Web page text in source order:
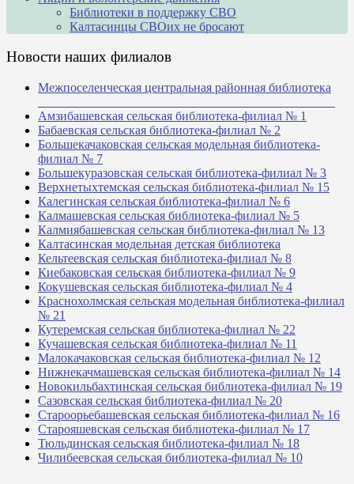
Библиотеки в поддержку СВО
Калтасинцы СВОих не бросают
Новости наших филиалов
Межпоселенческая центральная районная библиотека
Амзибашевская сельская библиотека-филиал № 1
Бабаевская сельская библиотека-филиал № 2
Большекачаковская сельская модельная библиотека-
филиал № 7
Большекуразовская сельская библиотека-филиал № 3
Верхнетыхтемская сельская библиотека-филиал № 15
Калегинская сельская библиотека-филиал № 6
Калмашевская сельская библиотека-филиал № 5
Калмиябашевская сельская библиотека-филиал № 13
Калтасинская модельная детская библиотека
Кельтеевская сельская библиотека-филиал № 8
Киебаковская сельская библиотека-филиал № 9
Кокушевская сельская библиотека-филиал № 4
Краснохолмская сельская модельная библиотека-филиал
№ 21
Кутеремская сельская библиотека-филиал № 22
Кучашевская сельская библиотека-филиал № 11
Малокачаковская сельская библиотека-филиал № 12
Нижнекачмашевская сельская библиотека-филиал № 14
Новокильбахтинская сельская библиотека-филиал № 19
Сазовская сельская библиотека-филиал № 20
Староорьебашевская сельская библиотека-филиал № 16
Старояшевская сельская библиотека-филиал № 17
Тюльдинская сельская библиотека-филиал № 18
Чилибеевская сельская библиотека-филиал № 10